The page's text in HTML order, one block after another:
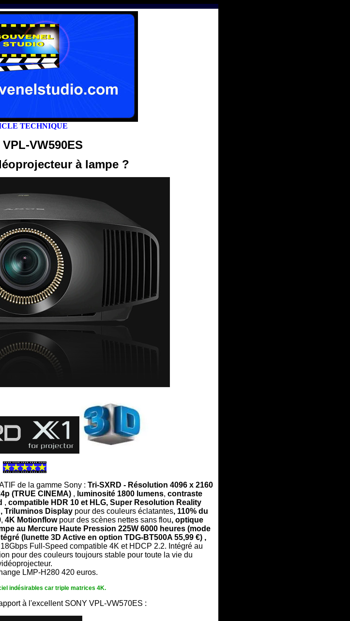
TECHNIQUE
VW590ES
à lampe ?
de la gamme Sony : Tri-SXRD - Résolution 4096 x 2160
(TRUE CINEMA) , luminosité 1800 lumens, contraste
, compatible HDR 10 et HLG, Super Resolution Reality
, Triluminos Display pour des couleurs éclatantes, 110% du
, 4K Motionflow pour des scènes nettes sans flou, optique
au Mercure Haute Pression 225W 6000 heures (mode
(lunette 3D Active en option TDG-BT500A 55,99 €) ,
Full-Speed compatible 4K et HDCP 2.2. Intégré au
pour des couleurs toujours stable pour toute la vie du
LMP-H280 420 euros.
indésirables car triple matrices 4K.
à l'excellent SONY VPL-VW570ES :